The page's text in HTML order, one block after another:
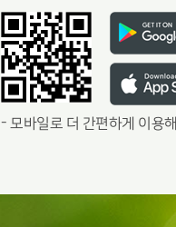
- 모바일로 더 간편하게 이용